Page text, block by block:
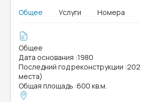
Общее Услуги Номера
Общее
Дата основания :1980
Последний год реконструкции :
места)
Общая площадь :600 кв.м.